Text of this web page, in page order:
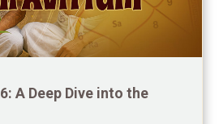
Reviews
A Deep Dive into the